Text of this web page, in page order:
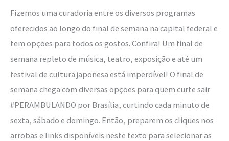
Fizemos uma curadoria entre os diversos programas
oferecidos ao longo do final de semana na capital federal e
tem opções para todos os gostos. Confira! Um final de
semana repleto de música, teatro, exposição e até um
festival de cultura japonesa está imperdível! O final de
semana chega com diversas opções para quem curte sair
#PERAMBULANDO por Brasília, curtindo cada minuto de
sexta, sábado e domingo. Então, preparem os cliques nos
arrobas e links disponíveis neste texto para selecionar as